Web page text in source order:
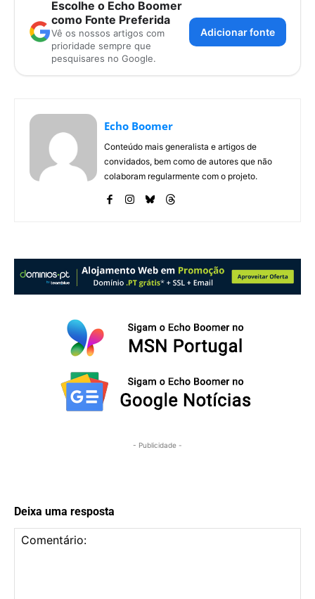
Escolhe o Echo Boomer
como Fonte Preferida
Vê os nossos artigos com
prioridade sempre que
pesquisares no Google.
Adicionar fonte
Echo Boomer
Conteúdo mais generalista e artigos de
convidados, bem como de autores que não
colaboram regularmente com o projeto.
- Publicidade -
Deixa uma resposta